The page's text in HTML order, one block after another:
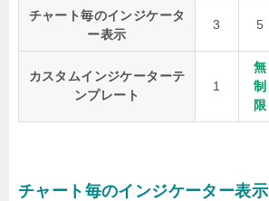
チャート毎のインジケータ
ー表示
3 5
カスタムインジケーターテ
ンプレート
1
無
制
限
チャート毎のインジケーター表示